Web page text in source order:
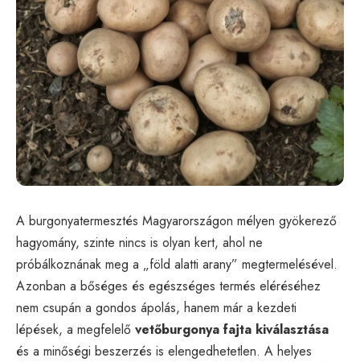
A burgonyatermesztés Magyarországon mélyen gyökerező
hagyomány, szinte nincs is olyan kert, ahol ne
próbálkoznának meg a „föld alatti arany” megtermelésével.
Azonban a bőséges és egészséges termés eléréséhez
nem csupán a gondos ápolás, hanem már a kezdeti
lépések, a megfelelő vetőburgonya fajta kiválasztása
és a minőségi beszerzés is elengedhetetlen. A helyes